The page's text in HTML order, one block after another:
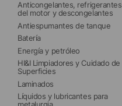
Anticongelantes, refrigerantes
del motor y descongelantes
Antiespumantes de tanque
Batería
Energía y petróleo
HI&I Limpiadores y Cuidado de
Superficies
Laminados
Líquidos y lubricantes para